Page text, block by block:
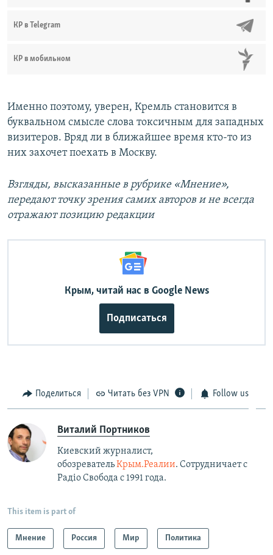
КР в Telegram
КР в мобильном
Именно поэтому, уверен, Кремль становится в
буквальном смысле слова токсичным для западных
визитеров. Вряд ли в ближайшее время кто-то из
них захочет поехать в Москву.
Взгляды, высказанные в рубрике «Мнение»,
передают точку зрения самих авторов и не всегда
отражают позицию редакции
Крым, читай нас в Google News
Подписаться
Поделиться Читать без VPN Follow us
Виталий Портников
Киевский журналист,
обозревательКрым.Реалии. Сотрудничает с
Радiо Свобода с 1991 года.
This item is part of
Мнение Россия Мир Политика